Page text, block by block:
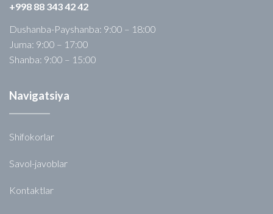
+998 88 343 42 42
Dushanba-Payshanba: 9:00 – 18:00
Juma: 9:00 – 17:00
Shanba: 9:00 – 15:00
Navigatsiya
Shifokorlar
Savol-javoblar
Kontaktlar